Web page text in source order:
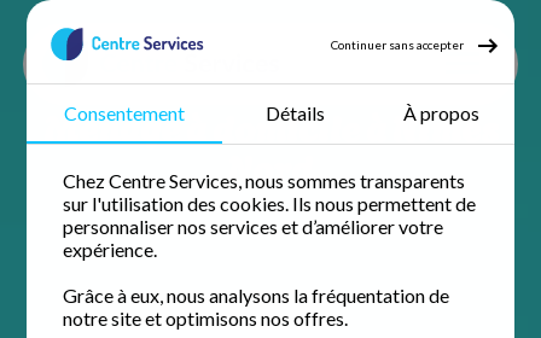
Continuer sans accepter
Consentement Détails À propos
Chez Centre Services, nous sommes transparents
sur l'utilisation des cookies. Ils nous permettent de
personnaliser nos services et d’améliorer votre
expérience.
Grâce à eux, nous analysons la fréquentation de
notre site et optimisons nos offres.
Ménage à domicile à Nîmes
Nord